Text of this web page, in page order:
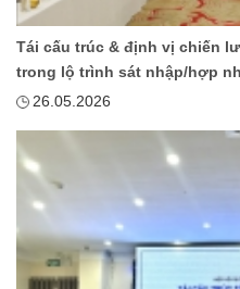
Tái cấu trúc & định vị chiến
trong lộ trình sát nhập/hợp
26.05.2026